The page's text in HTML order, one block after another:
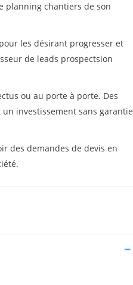
planning chantiers de son
les désirant progresser et
de leads prospectsion
ou au porte à porte. Des
investissement sans garantie
des demandes de devis en